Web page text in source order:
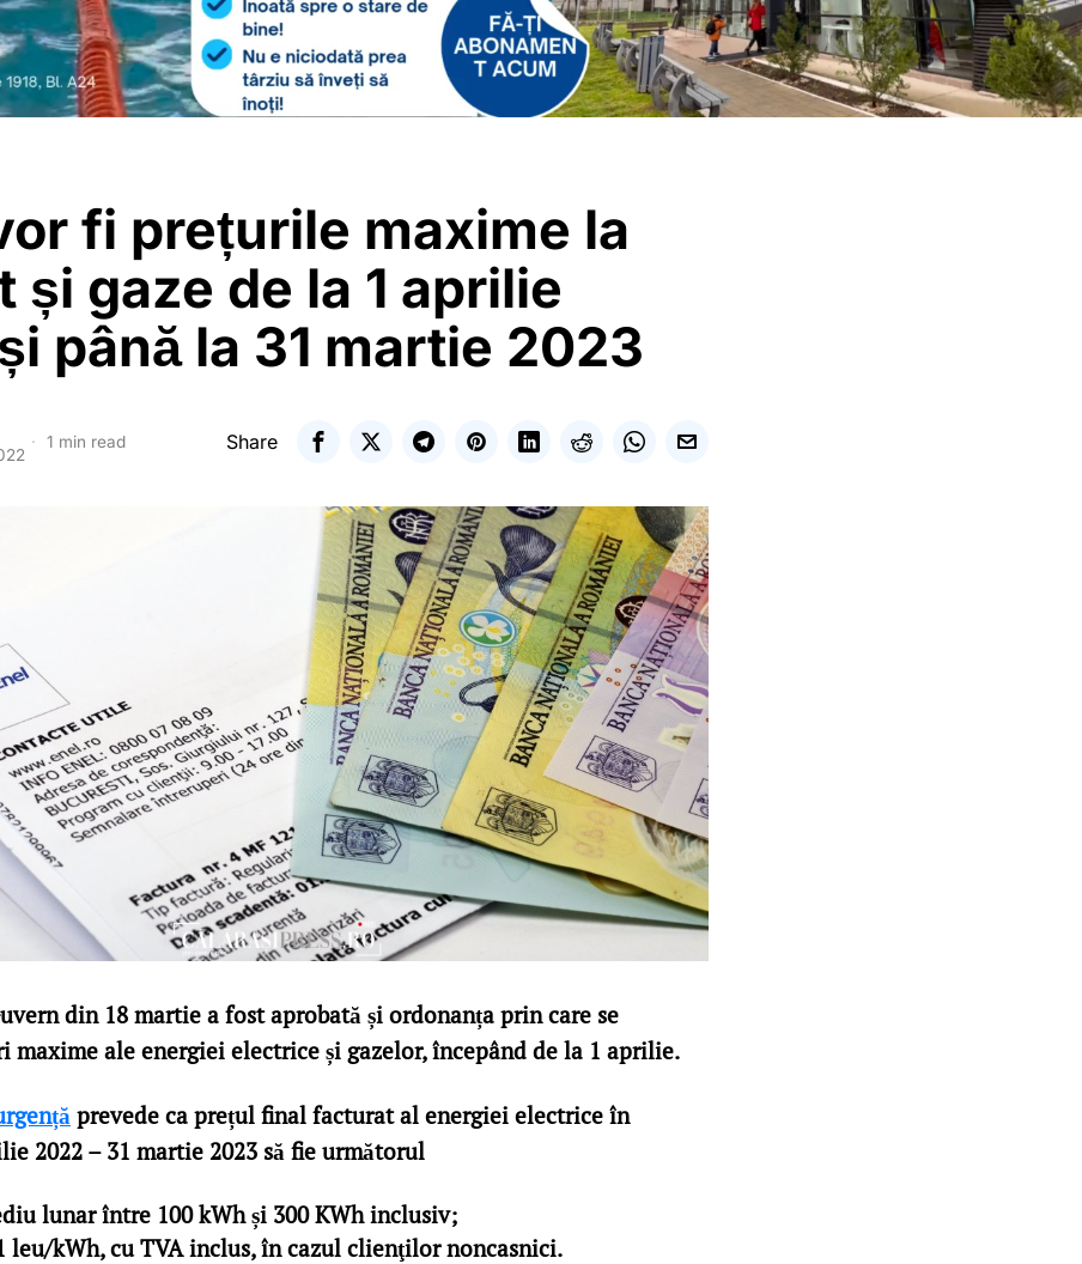
fi prețurile maxime la
și gaze de la 1 aprilie
până la 31 martie 2023
1 min read Share
din 18 martie a fost aprobată și ordonanța prin care se
maxime ale energiei electrice și gazelor, începând de la 1 aprilie.
prevede ca prețul final facturat al energiei electrice în
2022 – 31 martie 2023 să fie următorul
lunar între 100 kWh și 300 KWh inclusiv;
leu/kWh, cu TVA inclus, în cazul clienţilor noncasnici.